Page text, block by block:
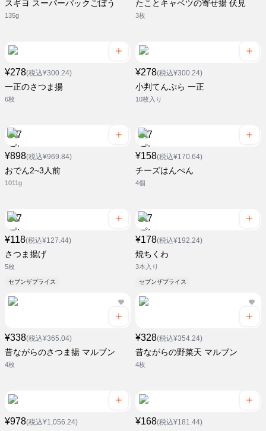
スギヨ スーパーパックごぼう
135g
たことキャベツの寄せ揚 伏見
3枚
¥278(税込¥300.24)
一正のさつま揚
6枚
¥278(税込¥300.24)
小判てんぷら 一正
10枚入り
¥898(税込¥969.84)
おでん2~3人前
1011g
¥158(税込¥170.64)
チーズはんぺん
4個
¥118(税込¥127.44)
さつま揚げ
5枚
セブンザプライス
¥178(税込¥192.24)
焼ちくわ
3本入り
セブンザプライス
¥338(税込¥365.04)
昔ながらのさつま揚 マルブン
4枚
¥328(税込¥354.24)
昔ながらの野菜天 マルブン
4枚
¥978(税込¥1,056.24) ¥168(税込¥181.44)